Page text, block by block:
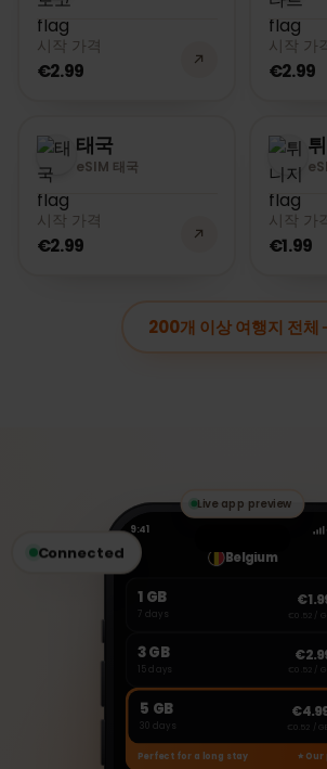
시작 가격
€2.99
시작 가
€2.99
태국
eSIM 태국
시작 가격
€2.99
시작 가
€1.99
200개 이상 여행지 전체